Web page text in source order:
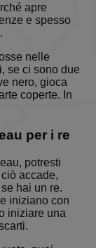
apre
e spesso
nelle
se ci sono due
nero, gioca
coperte. In
per i re
potresti
accade,
hai un re.
iniziano con
iniziare una
necessario
Script.com
funzioni
Sessione
basate sul
linguaggio
di un
generico
utilizzato
variabili di